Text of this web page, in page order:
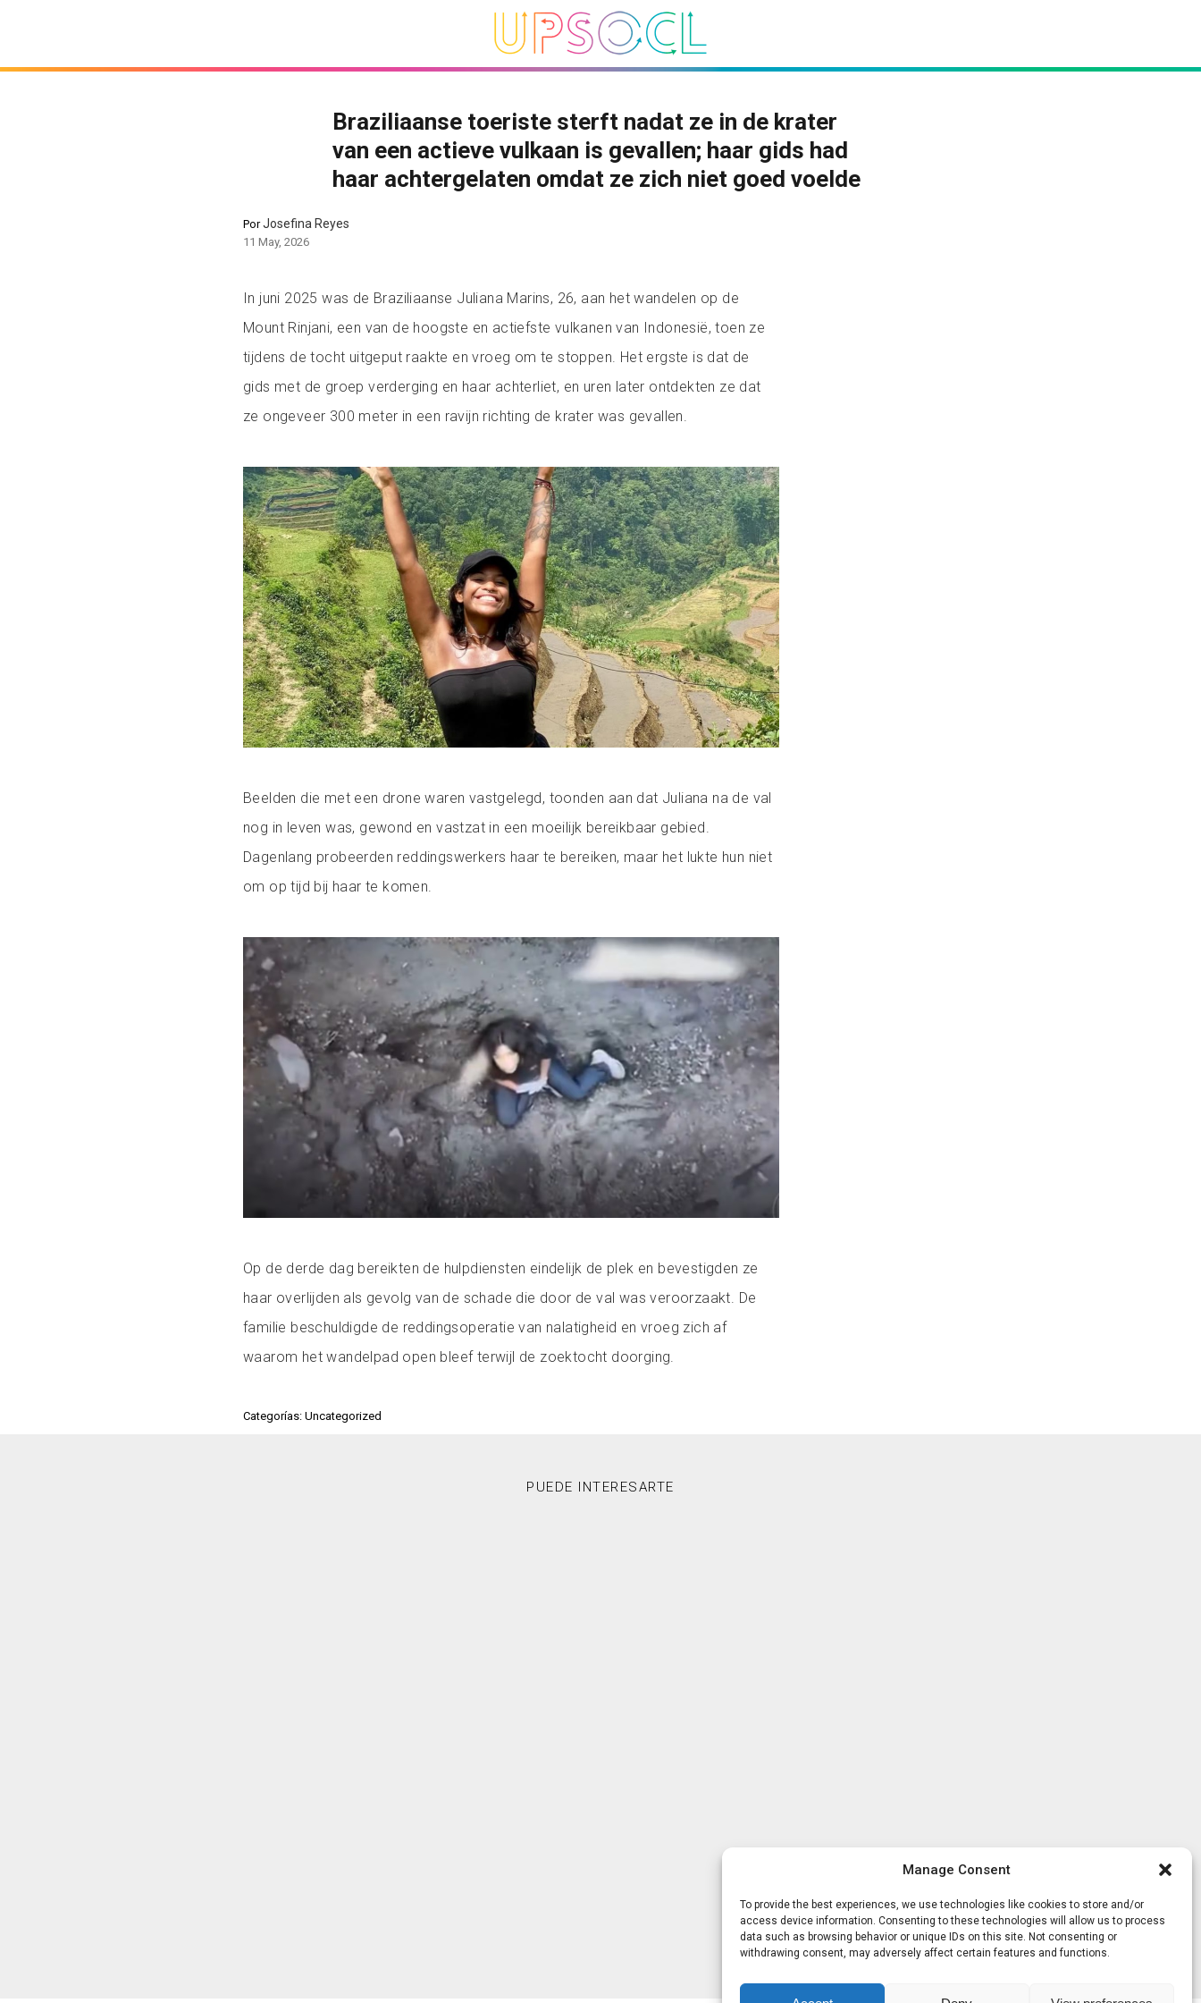
Manage Consent
To provide the best experiences, we use technologies like cookies to store and/or
access device information. Consenting to these technologies will allow us to process
data such as browsing behavior or unique IDs on this site. Not consenting or
withdrawing consent, may adversely affect certain features and functions.
Braziliaanse toeriste sterft nadat ze in de krater
van een actieve vulkaan is gevallen; haar gids had
haar achtergelaten omdat ze zich niet goed voelde
PorJosefina Reyes
11 May, 2026
In juni 2025 was de Braziliaanse Juliana Marins, 26, aan het wandelen op de
Mount Rinjani, een van de hoogste en actiefste vulkanen van Indonesië, toen ze
tijdens de tocht uitgeput raakte en vroeg om te stoppen. Het ergste is dat de
gids met de groep verderging en haar achterliet, en uren later ontdekten ze dat
ze ongeveer 300 meter in een ravijn richting de krater was gevallen.
Beelden die met een drone waren vastgelegd, toonden aan dat Juliana na de val
nog in leven was, gewond en vastzat in een moeilijk bereikbaar gebied.
Dagenlang probeerden reddingswerkers haar te bereiken, maar het lukte hun niet
om op tijd bij haar te komen.
Op de derde dag bereikten de hulpdiensten eindelijk de plek en bevestigden ze
haar overlijden als gevolg van de schade die door de val was veroorzaakt. De
familie beschuldigde de reddingsoperatie van nalatigheid en vroeg zich af
waarom het wandelpad open bleef terwijl de zoektocht doorging.
Categorías: Uncategorized
PUEDE INTERESARTE